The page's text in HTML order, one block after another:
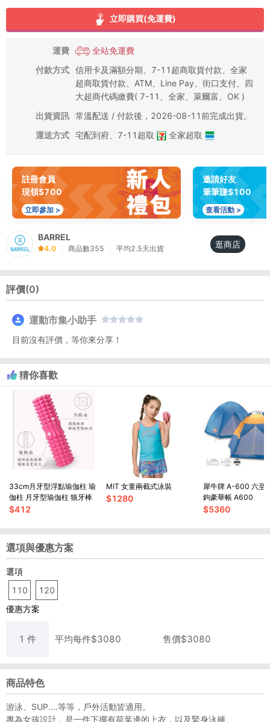
立即購買(免運費)
運費
全站免運費
付款方式 信用卡及滿額分期、7-11超商取貨付款、全家
超商取貨付款、ATM、Line Pay、街口支付、四
大超商代碼繳費( 7-11、全家、萊爾富、OK )
出貨資訊 常溫配送 / 付款後，2026-08-11前完成出貨。
運送方式 宅配到府 7-11超取 全家超取
註冊會員
現領$700
立即參加 >
邀請好友
筆筆賺$100
查看活動 >
BARREL
4.0 商品數355 平均2.5天出貨 逛商店
評價(0)
運動市集小助手
目前沒有評價，等你來分享！
猜你喜歡
33cm月牙型浮點瑜伽柱 瑜
伽柱 月牙型瑜伽柱 狼牙棒
$412
MIT 女童兩截式泳裝
$1280
犀牛牌 A-600 六至
鉤豪華帳 A600
$5360
選項與優惠方案
選項
110
120
優惠方案
1 件 平均每件$3080 售價$3080
商品特色
游泳、SUP....等等，戶外活動皆適用。
專為女孩設計，是一件下擺有荷葉邊的上衣，以及緊身泳褲。